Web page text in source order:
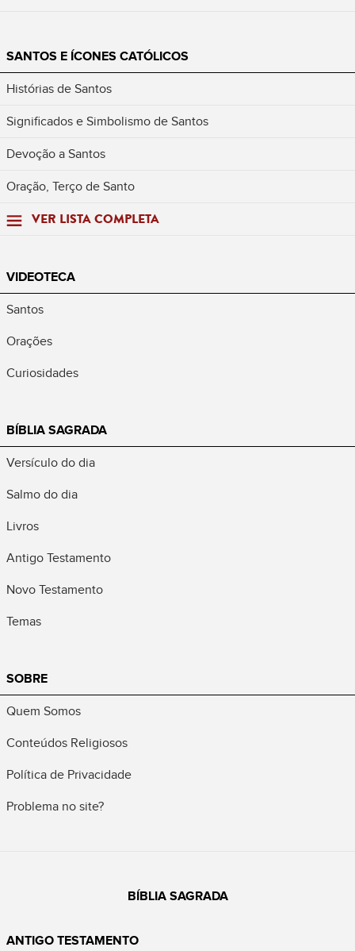
SANTOS E ÍCONES CATÓLICOS
Histórias de Santos
Significados e Simbolismo de Santos
Devoção a Santos
Oração, Terço de Santo
VER LISTA COMPLETA
VIDEOTECA
Santos
Orações
Curiosidades
BÍBLIA SAGRADA
Versículo do dia
Salmo do dia
Livros
Antigo Testamento
Novo Testamento
Temas
SOBRE
Quem Somos
Conteúdos Religiosos
Política de Privacidade
Problema no site?
BÍBLIA SAGRADA
ANTIGO TESTAMENTO